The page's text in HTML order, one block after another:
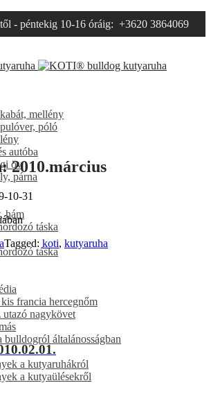
- péntekig 10-16 óráig: +3620 3864069
mellény
póló
autóba
öv
párna
hám
táska
táska
francia hercegnőm
utazó nagykövet
bulldogról általánosságban
a kutyaruhákról
a kutyaülésekről
2010.március
10-31
Tagged: koti, kutyaruha